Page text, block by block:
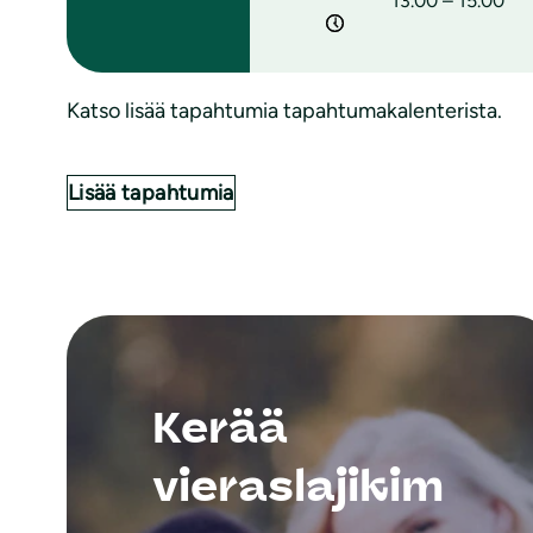
Katso lisää tapahtumia tapahtumakalenterista.
Lisää tapahtumia
Kerää
vieraslajikim